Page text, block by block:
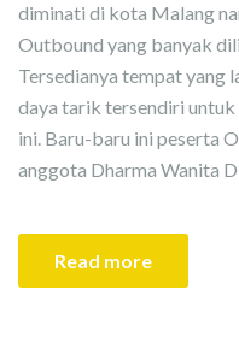
diminati di kota Malang
Outbound yang banyak
Tersedianya tempat yang
daya tarik tersendiri
ini. Baru-baru ini peserta
anggota Dharma Wanita
Read more